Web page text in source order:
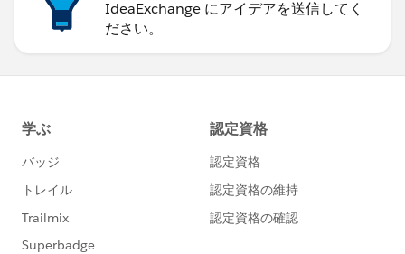
IdeaExchange にアイデアを送信してく
ださい。